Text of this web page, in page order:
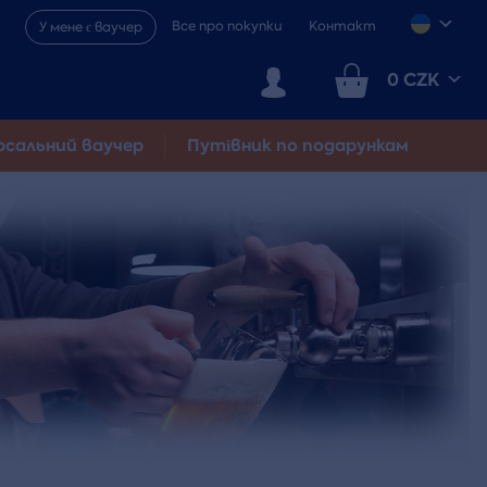
У мене є ваучер Все про покупки Контакт
0 CZK
ваучер Путівник по подарункам